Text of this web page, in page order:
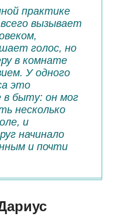
практике
вызывает
голос, но
в комнате
У одного
это
в быту: он мог
несколько
и
начинало
и почти